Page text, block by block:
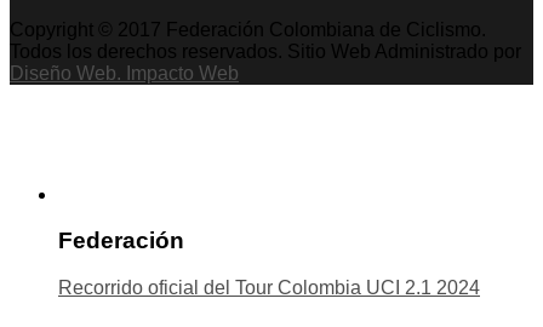
Copyright © 2017 Federación Colombiana de Ciclismo.
Todos los derechos reservados. Sitio Web Administrado por
Diseño Web. Impacto Web
Federación
Recorrido oficial del Tour Colombia UCI 2.1 2024